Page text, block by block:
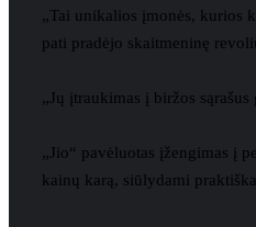
„Tai unikalios įmonės, kurios
pati pradėjo skaitmeninę
„Jų įtraukimas į biržos
„Jio“ pavėluotas įžengimas į
kainų karą, siūlydami